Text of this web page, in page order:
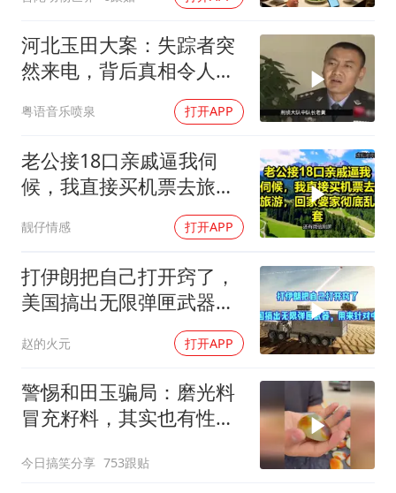
“还不如不放假”
从科技创新看开局起步的时与势
河北玉田大案：失踪者突
然来电，背后真相令人震
粤语音乐喷泉 打开APP
老公接18口亲戚逼我伺
候，我直接买机票去旅
游，回家婆家彻底乱套
靓仔情感 打开APP
打伊朗把自己打开窍了，
美国搞出无限弹匣武器，
赵的火元 打开APP
警惕和田玉骗局：磨光料
冒充籽料，其实也有性价
今日搞笑分享 753跟贴